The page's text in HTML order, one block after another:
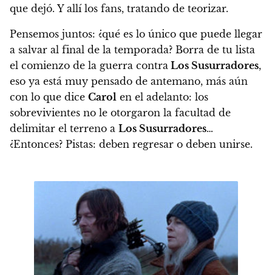
que dejó. Y allí los fans, tratando de teorizar.
Pensemos juntos: ¿qué es lo único que puede llegar
a salvar al final de la temporada? Borra de tu lista
el comienzo de la guerra contra Los Susurradores,
eso ya está muy pensado de antemano, más aún
con lo que dice Carol en el adelanto: los
sobrevivientes no le otorgaron la facultad de
delimitar el terreno a Los Susurradores…
¿Entonces? Pistas: deben regresar o deben unirse.